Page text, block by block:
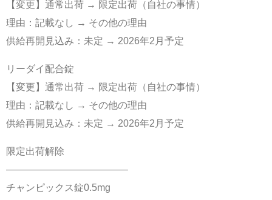
【変更】通常出荷 → 限定出荷（自社の事情）
理由：記載なし → その他の理由
供給再開見込み：未定 → 2026年2月予定
リーダイ配合錠
【変更】通常出荷 → 限定出荷（自社の事情）
理由：記載なし → その他の理由
供給再開見込み：未定 → 2026年2月予定
限定出荷解除
————————————–
チャンピックス錠0.5mg